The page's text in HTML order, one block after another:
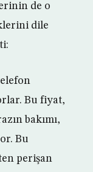
de o
dile
Bu fiyat,
bakımı,
Bu
perişan